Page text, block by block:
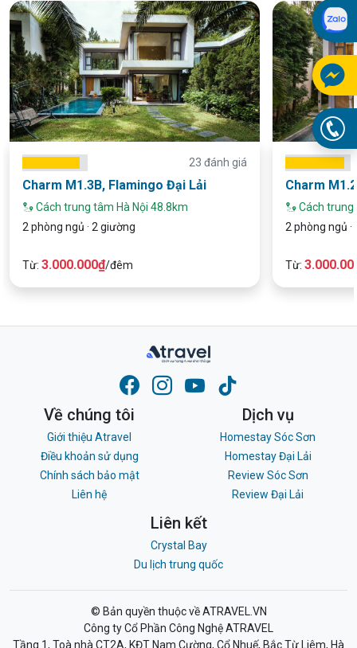
23 đánh giá
Charm M1.3B, Flamingo Đại Lải
Cách trung tâm Hà Nội 48.8km
2 phòng ngủ · 2 giường
Từ: 3.000.000₫/đêm
Charm
Cách trung
2 phòng ngủ ·
Từ:
Về chúng tôi
Giới thiệu Atravel
Điều khoản sử dụng
Chính sách bảo mật
Liên hệ
Dịch vụ
Homestay Sóc Sơn
Homestay Đại Lải
Review Sóc Sơn
Review Đại Lải
Liên kết
Crystal Bay
Du lịch trung quốc
© Bản quyền thuộc về ATRAVEL.VN
Công ty Cổ Phần Công Nghệ ATRAVEL
Tầng 1, Toà nhà CT2A, KĐT Nam Cường, Cổ Nhuế, Bắc Từ Liêm, Hà